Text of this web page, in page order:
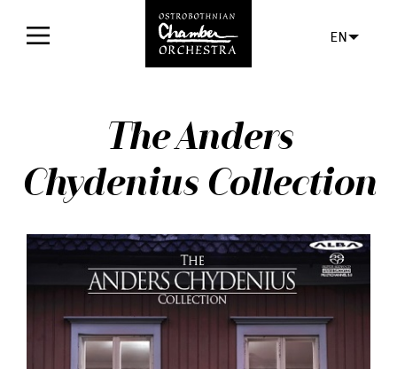
Tickets
Orchestra
EN
The Anders
Chydenius Collection